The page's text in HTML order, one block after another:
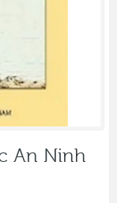
An Ninh